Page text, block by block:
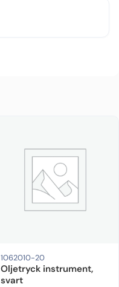
1062010-20
Oljetryck instrument,
svart